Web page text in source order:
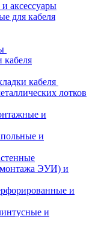
аксессуары
для кабеля
кабеля
кабеля
лотков
и
и
монтажа ЭУИ) и
и
и